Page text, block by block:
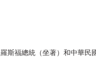
羅斯福總統（坐著）和中華民